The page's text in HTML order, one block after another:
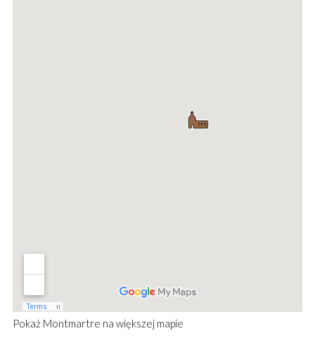
Pokaż Montmartre na większej mapie